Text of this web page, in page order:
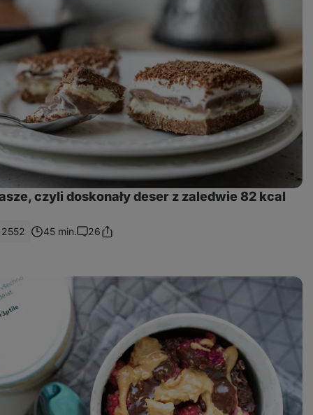
czyli doskonały deser z zaledwie 82 kcal
2552 45 min.
Uwagi
26Podziel